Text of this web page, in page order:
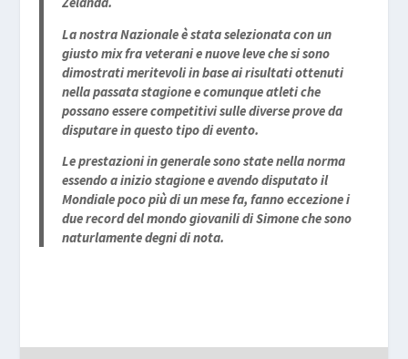
La nostra Nazionale è stata selezionata con un
giusto mix fra veterani e nuove leve che si sono
dimostrati meritevoli in base ai risultati ottenuti
nella passata stagione e comunque atleti che
possano essere competitivi sulle diverse prove da
disputare in questo tipo di evento.
Le prestazioni in generale sono state nella norma
essendo a inizio stagione e avendo disputato il
Mondiale poco più di un mese fa, fanno eccezione i
due record del mondo giovanili di Simone che sono
naturlamente degni di nota.